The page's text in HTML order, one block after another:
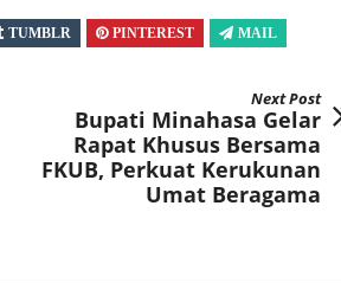
TUMBLR PINTEREST MAIL
Next Post
Bupati Minahasa Gelar
Rapat Khusus Bersama
FKUB, Perkuat Kerukunan
Umat Beragama